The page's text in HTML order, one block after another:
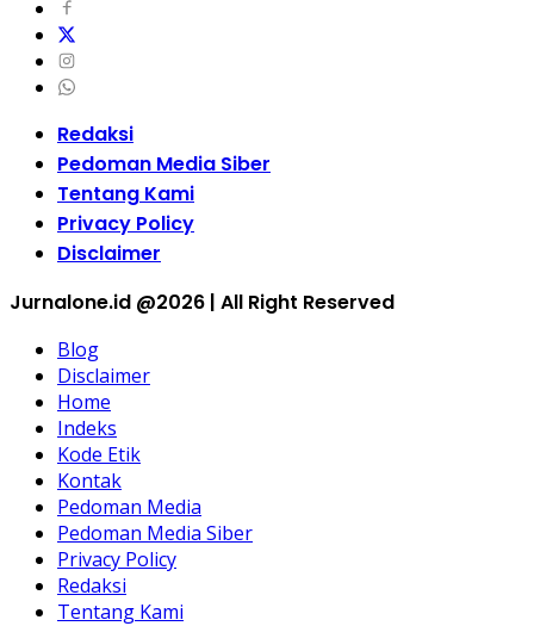
Redaksi
Pedoman Media Siber
Tentang Kami
Privacy Policy
Disclaimer
Jurnalone.id @2026 | All Right Reserved
Blog
Disclaimer
Home
Indeks
Kode Etik
Kontak
Pedoman Media
Pedoman Media Siber
Privacy Policy
Redaksi
Tentang Kami